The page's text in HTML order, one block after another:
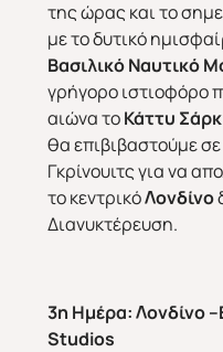
της ώρας και το
με το δυτικό
Βασιλικό Ναυτικό
γρήγορο ιστιοφόρο
αιώνα τοΚάττυ Σάρκ
θα επιβιβαστούμε
Γκρίνουιτς για να
το κεντρικόΛονδίνο
Διανυκτέρευση.
3η Ημέρα:Λονδίνο
Studios